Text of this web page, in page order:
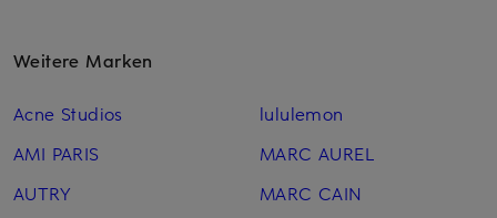
Weitere Marken
Acne Studios
AMI PARIS
AUTRY
lululemon
MARC AUREL
MARC CAIN